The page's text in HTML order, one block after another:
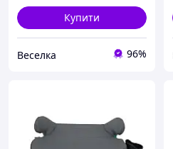
Купити
Веселка 96%